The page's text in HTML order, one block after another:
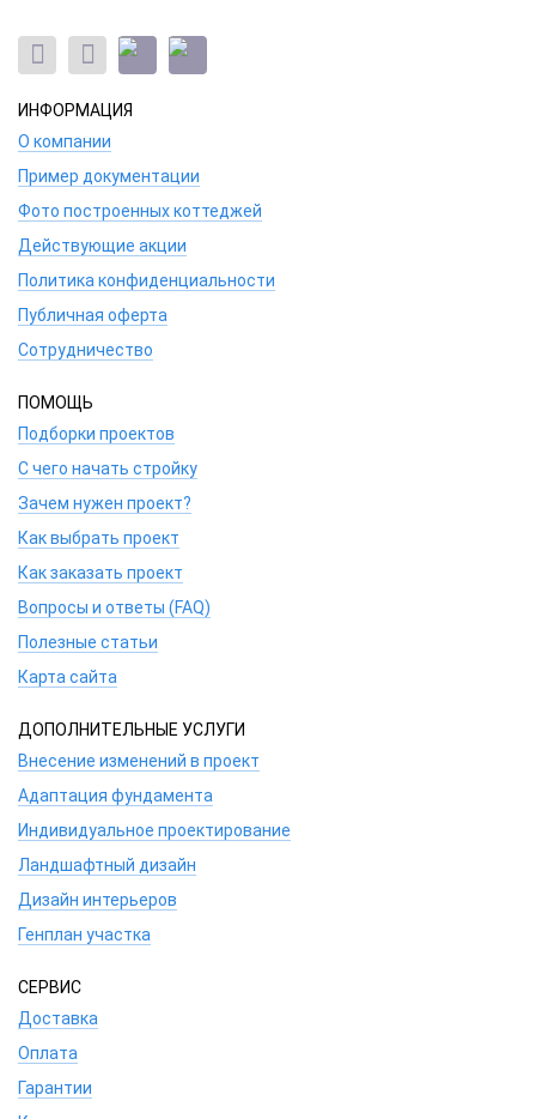
ИНФОРМАЦИЯ
О компании
Пример документации
Фото построенных коттеджей
Действующие акции
Политика конфиденциальности
Публичная оферта
Сотрудничество
ПОМОЩЬ
Подборки проектов
С чего начать стройку
Зачем нужен проект?
Как выбрать проект
Как заказать проект
Вопросы и ответы (FAQ)
Полезные статьи
Карта сайта
ДОПОЛНИТЕЛЬНЫЕ УСЛУГИ
Внесение изменений в проект
Адаптация фундамента
Индивидуальное проектирование
Ландшафтный дизайн
Дизайн интерьеров
Генплан участка
СЕРВИС
Доставка
Оплата
Гарантии